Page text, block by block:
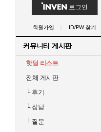
로그인
회원가입 ID/PW 찾기
커뮤니티 게시판
핫딜 리스트
전체 게시판
└후기
└잡담
└질문